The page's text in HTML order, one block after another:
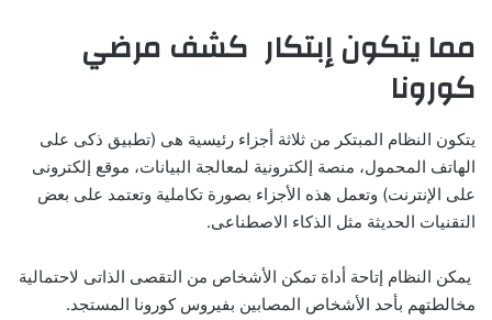
مما يتكون إبتكار كشف مرضي
كورونا
يتكون النظام المبتكر من ثلاثة أجزاء رئيسية هى (تطبيق ذكى على
الهاتف المحمول، منصة إلكترونية لمعالجة البيانات، موقع إلكترونى
على الإنترنت) وتعمل هذه الأجزاء بصورة تكاملية وتعتمد على بعض
التقنيات الحديثة مثل الذكاء الاصطناعى.
يمكن النظام إتاحة أداة تمكن الأشخاص من التقصى الذاتى لاحتمالية
مخالطتهم بأحد الأشخاص المصابين بفيروس كورونا المستجد.